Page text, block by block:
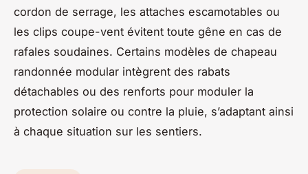
cordon de serrage, les attaches escamotables ou
les clips coupe-vent évitent toute gêne en cas de
rafales soudaines. Certains modèles de chapeau
randonnée modular intègrent des rabats
détachables ou des renforts pour moduler la
protection solaire ou contre la pluie, s’adaptant ainsi
à chaque situation sur les sentiers.